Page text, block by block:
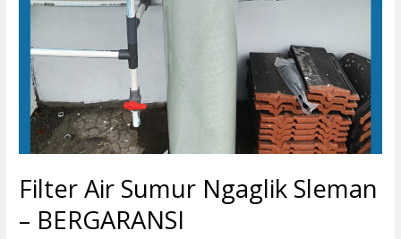
Filter Air Sumur Ngaglik Sleman
– BERGARANSI